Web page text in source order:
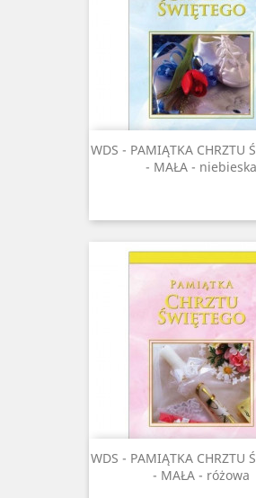
WDS - PAMIĄTKA CHRZTU
- MAŁA - niebieska
WDS - PAMIĄTKA CHRZTU
- MAŁA - różowa